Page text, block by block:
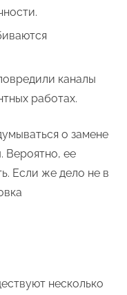
каналы
работах.
о замене
Вероятно, ее
Если же дело не в
несколько